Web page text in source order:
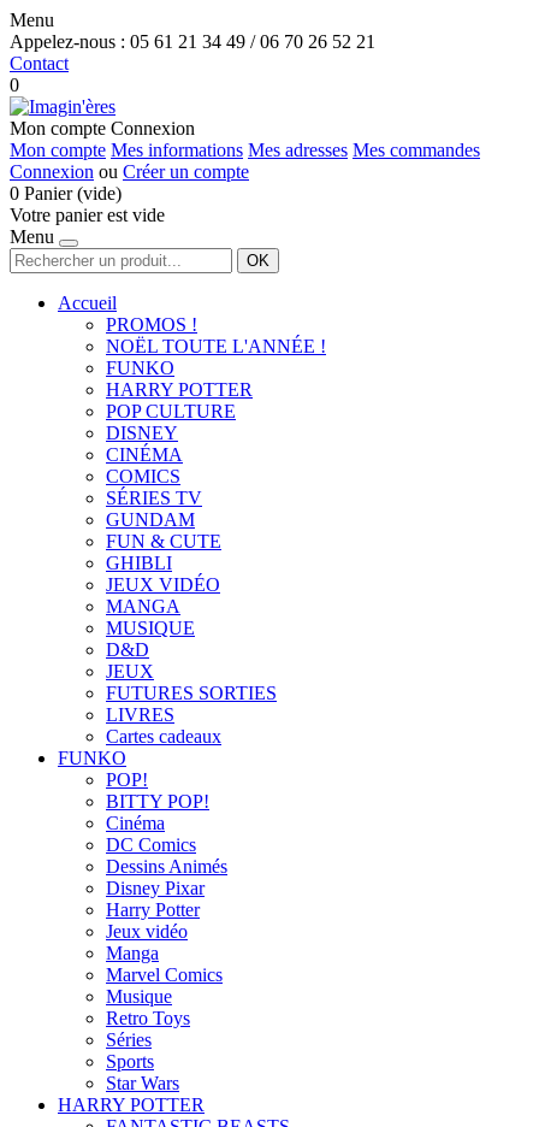
Menu
Appelez-nous : 05 61 21 34 49 / 06 70 26 52 21
Contact
0
Mon compte Connexion
Mon compte Mes informations Mes adresses Mes commandes
Connexion ou Créer un compte
0 Panier (vide)
Votre panier est vide
Menu
OK
Accueil
PROMOS !
NOËL TOUTE L'ANNÉE !
FUNKO
HARRY POTTER
POP CULTURE
DISNEY
CINÉMA
COMICS
SÉRIES TV
GUNDAM
FUN & CUTE
GHIBLI
JEUX VIDÉO
MANGA
MUSIQUE
D&D
JEUX
FUTURES SORTIES
LIVRES
Cartes cadeaux
FUNKO
POP!
BITTY POP!
Cinéma
DC Comics
Dessins Animés
Disney Pixar
Harry Potter
Jeux vidéo
Manga
Marvel Comics
Musique
Retro Toys
Séries
Sports
Star Wars
HARRY POTTER